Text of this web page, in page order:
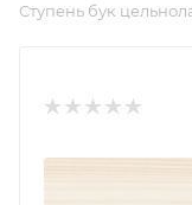
Ступень бук